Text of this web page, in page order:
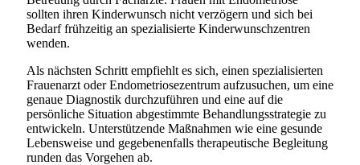
sollten ihren Kinderwunsch nicht verzögern und sich bei
Bedarf frühzeitig an spezialisierte Kinderwunschzentren
wenden.
Als nächsten Schritt empfiehlt es sich, einen spezialisierten
Frauenarzt oder Endometriosezentrum aufzusuchen, um eine
genaue Diagnostik durchzuführen und eine auf die
persönliche Situation abgestimmte Behandlungsstrategie zu
entwickeln. Unterstützende Maßnahmen wie eine gesunde
Lebensweise und gegebenenfalls therapeutische Begleitung
runden das Vorgehen ab.